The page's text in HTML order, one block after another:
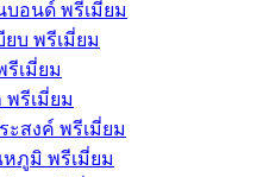
บอนด์ พรีเมี่ยม
ยบ พรีเมี่ยม
รีเมี่ยม
พรีเมี่ยม
ะสงค์ พรีเมี่ยม
หภูมิ พรีเมี่ยม